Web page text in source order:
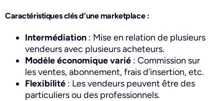
Caractéristiques clés d’une marketplace :
Intermédiation : Mise en relation de plusieurs
vendeurs avec plusieurs acheteurs.
Modèle économique varié : Commission sur
les ventes, abonnement, frais d’insertion, etc.
Flexibilité : Les vendeurs peuvent être des
particuliers ou des professionnels.